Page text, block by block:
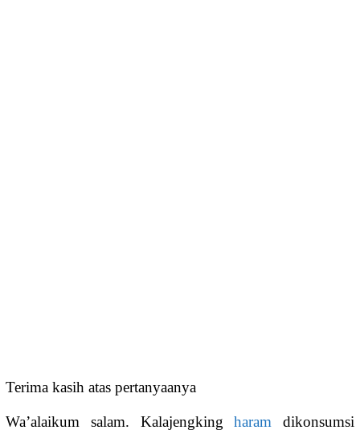
Terima kasih atas pertanyaanya
Wa’alaikum salam. Kalajengkingharam dikonsumsi